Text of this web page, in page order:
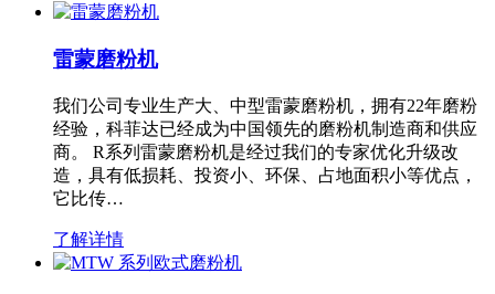
雷蒙磨粉机
我们公司专业生产大、中型雷蒙磨粉机，拥有22年磨粉
经验，科菲达已经成为中国领先的磨粉机制造商和供应
商。 R系列雷蒙磨粉机是经过我们的专家优化升级改
造，具有低损耗、投资小、环保、占地面积小等优点，
它比传…
了解详情